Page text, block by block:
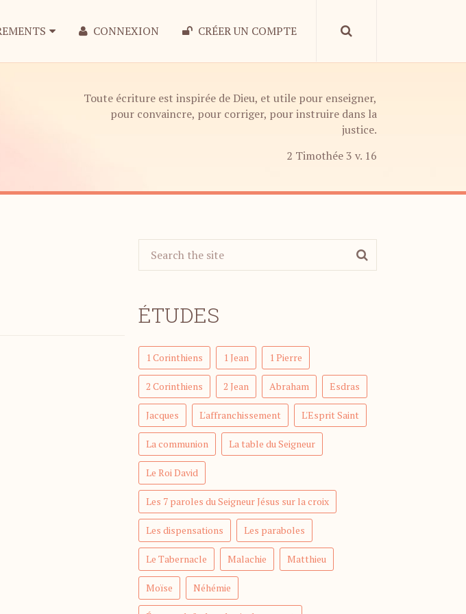
CONNEXION CRÉER UN COMPTE
Toute écriture est inspirée de Dieu, et utile pour enseigner,
pour convaincre, pour corriger, pour instruire dans la
justice.
2 Timothée 3 v. 16
ÉTUDES
1 Corinthiens 1 Jean 1 Pierre
2 Corinthiens 2 Jean Abraham Esdras
Jacques L'affranchissement L'Esprit Saint
La communion La table du Seigneur
Le Roi David
Les 7 paroles du Seigneur Jésus sur la croix
Les dispensations Les paraboles
Le Tabernacle Malachie Matthieu
Moïse Néhémie